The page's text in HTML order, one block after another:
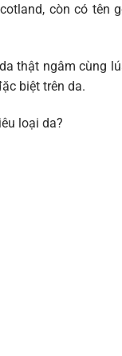
còn có tên
thật ngâm cùng
biệt trên da.